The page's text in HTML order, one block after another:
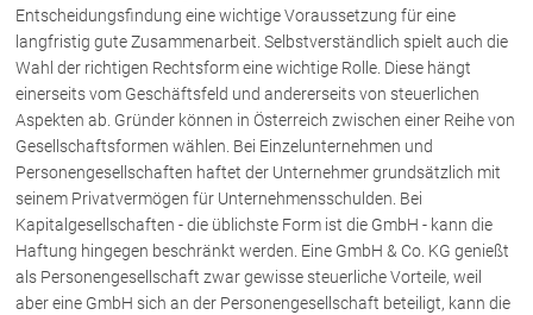
Kanzleiteam
Netzwerk
Die Österreichischen Rechtsanwälte
Anwälte
Dr. Stefan Müller
Dr. Petra Piccolruaz
Mag. Patrick Piccolruaz
Entscheidungsfindung eine wichtige Voraussetzung für eine
langfristig gute Zusammenarbeit. Selbstverständlich spielt auch die
Wahl der richtigen Rechtsform eine wichtige Rolle. Diese hängt
einerseits vom Geschäftsfeld und andererseits von steuerlichen
Aspekten ab. Gründer können in Österreich zwischen einer Reihe von
Gesellschaftsformen wählen. Bei Einzelunternehmen und
Personengesellschaften haftet der Unternehmer grundsätzlich mit
seinem Privatvermögen für Unternehmensschulden. Bei
Kapitalgesellschaften - die üblichste Form ist die GmbH - kann die
Haftung hingegen beschränkt werden. Eine GmbH & Co. KG genießt
als Personengesellschaft zwar gewisse steuerliche Vorteile, weil
aber eine GmbH sich an der Personengesellschaft beteiligt, kann die